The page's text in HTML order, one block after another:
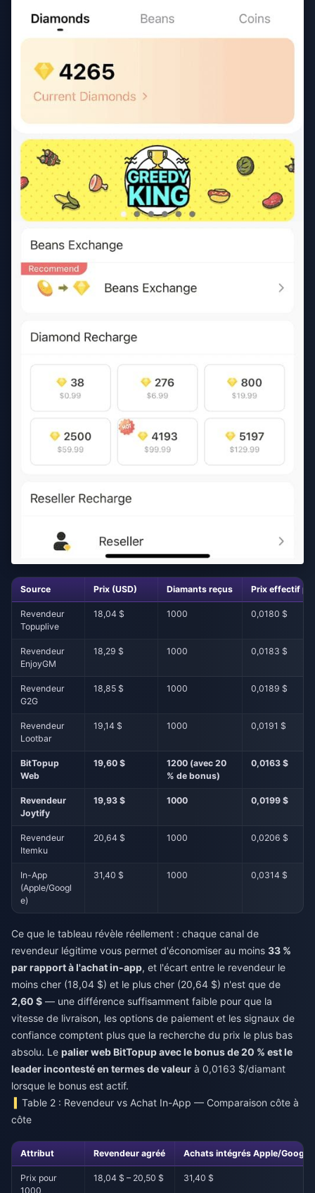
Source Prix (USD) Diamants reçus Prix effectif
Revendeur
Topuplive
18,04 $ 1000 0,0180 $
Revendeur
EnjoyGM
18,29 $ 1000 0,0183 $
Revendeur
G2G
18,85 $ 1000 0,0189 $
Revendeur
Lootbar
19,14 $ 1000 0,0191 $
BitTopup
Web
19,60 $
1200 (avec 20
% de bonus)
0,0163 $
Revendeur
Joytify
19,93 $ 1000 0,0199 $
Revendeur
Itemku
20,64 $ 1000 0,0206 $
In-App
(Apple/Googl
e)
31,40 $ 1000 0,0314 $
Ce que le tableau révèle réellement : chaque canal de
revendeur légitime vous permet d'économiser au moins 33 %
par rapport à l'achat in-app, et l'écart entre le revendeur le
moins cher (18,04 $) et le plus cher (20,64 $) n'est que de
2,60 $ — une différence suffisamment faible pour que la
vitesse de livraison, les options de paiement et les signaux de
confiance comptent plus que la recherche du prix le plus bas
absolu. Le palier web BitTopup avec le bonus de 20 % est le
leader incontesté en termes de valeur à 0,0163 $/diamant
lorsque le bonus est actif.
Table 2 : Revendeur vs Achat In-App — Comparaison côte à
côte
Attribut Revendeur agréé Achats intégrés Apple/Google
Prix pour
1000
18,04 $ – 20,50 $ 31,40 $